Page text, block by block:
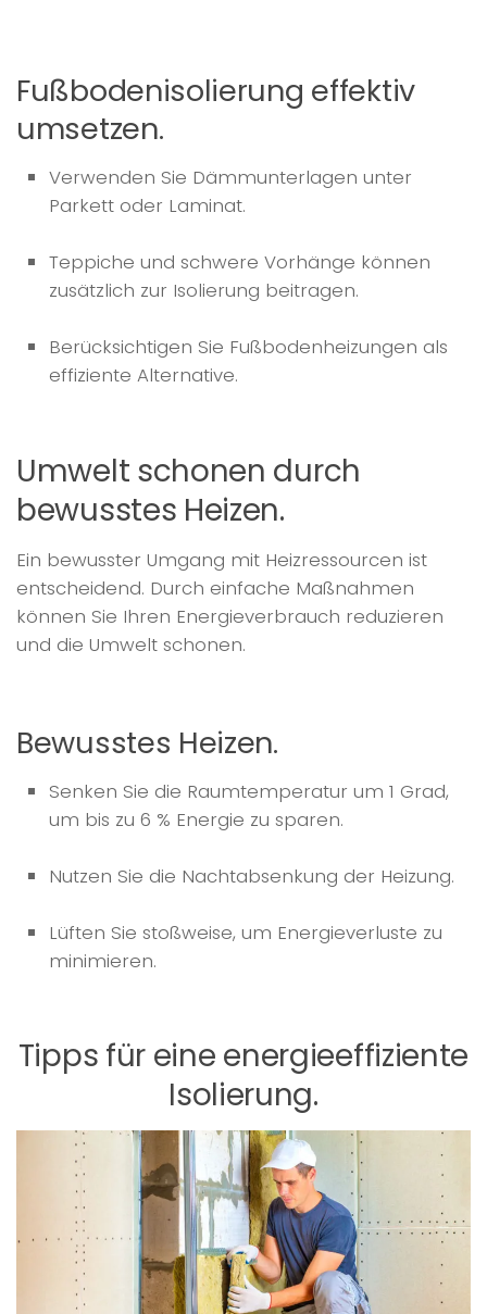
Fußbodenisolierung effektiv
umsetzen.
Verwenden Sie Dämmunterlagen unter
Parkett oder Laminat.
Teppiche und schwere Vorhänge können
zusätzlich zur Isolierung beitragen.
Berücksichtigen Sie Fußbodenheizungen als
effiziente Alternative.
Umwelt schonen durch
bewusstes Heizen.
Ein bewusster Umgang mit Heizressourcen ist
entscheidend. Durch einfache Maßnahmen
können Sie Ihren Energieverbrauch reduzieren
und die Umwelt schonen.
Bewusstes Heizen.
Senken Sie die Raumtemperatur um 1 Grad,
um bis zu 6 % Energie zu sparen.
Nutzen Sie die Nachtabsenkung der Heizung.
Lüften Sie stoßweise, um Energieverluste zu
minimieren.
Tipps für eine energieeffiziente
Isolierung.